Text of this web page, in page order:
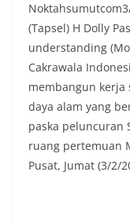
sambang
memasang
bukan
menjelang
Petugas
bendera
wujud
warga agar
(Tapsel) H Dolly
understanding
Cakrawala
membangun kerja
daya alam yang
paska peluncuran
ruang pertemuan
Pusat, Jumat (3/2/